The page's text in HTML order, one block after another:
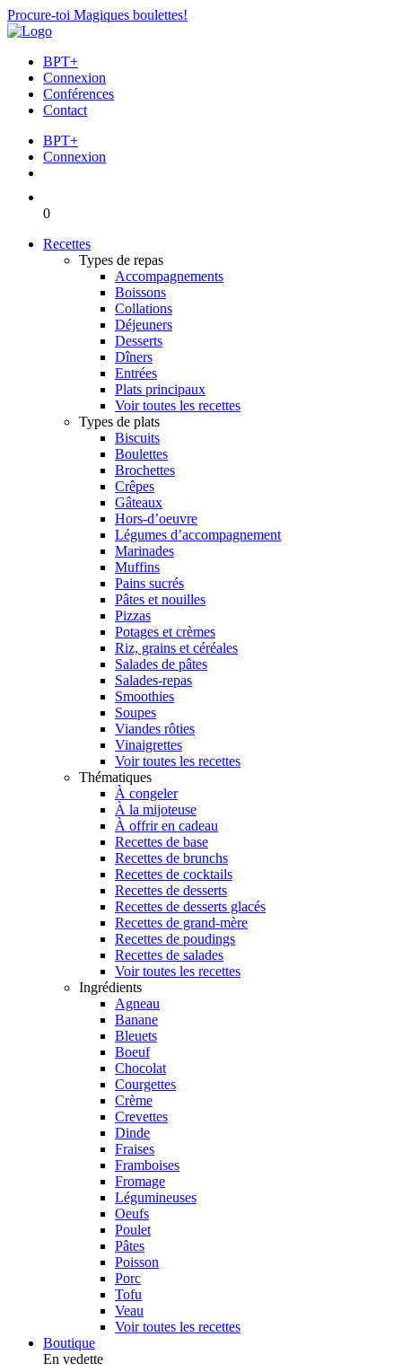
Procure-toi Magiques boulettes!
BPT+
Connexion
Conférences
Contact
BPT+
Connexion
0
Recettes
Types de repas
Accompagnements
Boissons
Collations
Déjeuners
Desserts
Dîners
Entrées
Plats principaux
Voir toutes les recettes
Types de plats
Biscuits
Boulettes
Brochettes
Crêpes
Gâteaux
Hors-d’oeuvre
Légumes d’accompagnement
Marinades
Muffins
Pains sucrés
Pâtes et nouilles
Pizzas
Potages et crèmes
Riz, grains et céréales
Salades de pâtes
Salades-repas
Smoothies
Soupes
Viandes rôties
Vinaigrettes
Voir toutes les recettes
Thématiques
À congeler
À la mijoteuse
À offrir en cadeau
Recettes de base
Recettes de brunchs
Recettes de cocktails
Recettes de desserts
Recettes de desserts glacés
Recettes de grand-mère
Recettes de poudings
Recettes de salades
Voir toutes les recettes
Ingrédients
Agneau
Banane
Bleuets
Boeuf
Chocolat
Courgettes
Crème
Crevettes
Dinde
Fraises
Framboises
Fromage
Légumineuses
Oeufs
Poulet
Pâtes
Poisson
Porc
Tofu
Veau
Voir toutes les recettes
Boutique
En vedette